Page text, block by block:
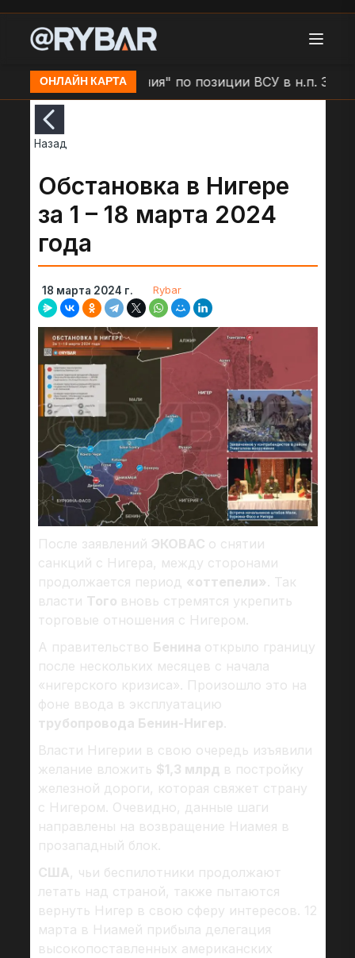
ОНЛАЙН КАРТА
Удар БЛА "Молния" по позиции ВСУ в н.п. Золочев
Назад
Обстановка в Нигере
за 1 – 18 марта 2024
года
18 марта 2024 г. Rybar
После заявлений ЭКОВАС о снятии
санкций с Нигера, между сторонами
продолжается период «оттепели» . Так
власти Того вновь стремятся укрепить
торговые отношения с Нигером.
А правительство Бенина открыло границу
после нескольких месяцев с начала
«нигерского кризиса». Произошло это на
фоне ввода в эксплуатацию
трубопровода Бенин-Нигер.
Власти Нигерии в свою очередь изъявили
желание вложить $1,3 млрд в постройку
железной дороги, которая свяжет страну
с Нигером. Очевидно, данные шаги
направлены на возвращение Ниамея в
прозападный блок.
США, чьи беспилотники продолжают
летать над страной, также пытаются
вернуть Нигер в свою сферу интересов. 12
марта в Ниамей прибыла делегация
высокопоставленных американских